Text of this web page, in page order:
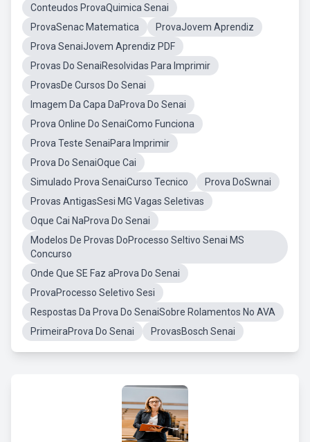
Conteudos ProvaQuimica Senai
ProvaSenac Matematica
ProvaJovem Aprendiz
Prova SenaiJovem Aprendiz PDF
Provas Do SenaiResolvidas Para Imprimir
ProvasDe Cursos Do Senai
Imagem Da Capa DaProva Do Senai
Prova Online Do SenaiComo Funciona
Prova Teste SenaiPara Imprimir
Prova Do SenaiOque Cai
Simulado Prova SenaiCurso Tecnico
Prova DoSwnai
Provas AntigasSesi MG Vagas Seletivas
Oque Cai NaProva Do Senai
Modelos De Provas DoProcesso Seltivo Senai MS
Concurso
Onde Que SE Faz aProva Do Senai
ProvaProcesso Seletivo Sesi
Respostas Da Prova Do SenaiSobre Rolamentos No AVA
PrimeiraProva Do Senai
ProvasBosch Senai